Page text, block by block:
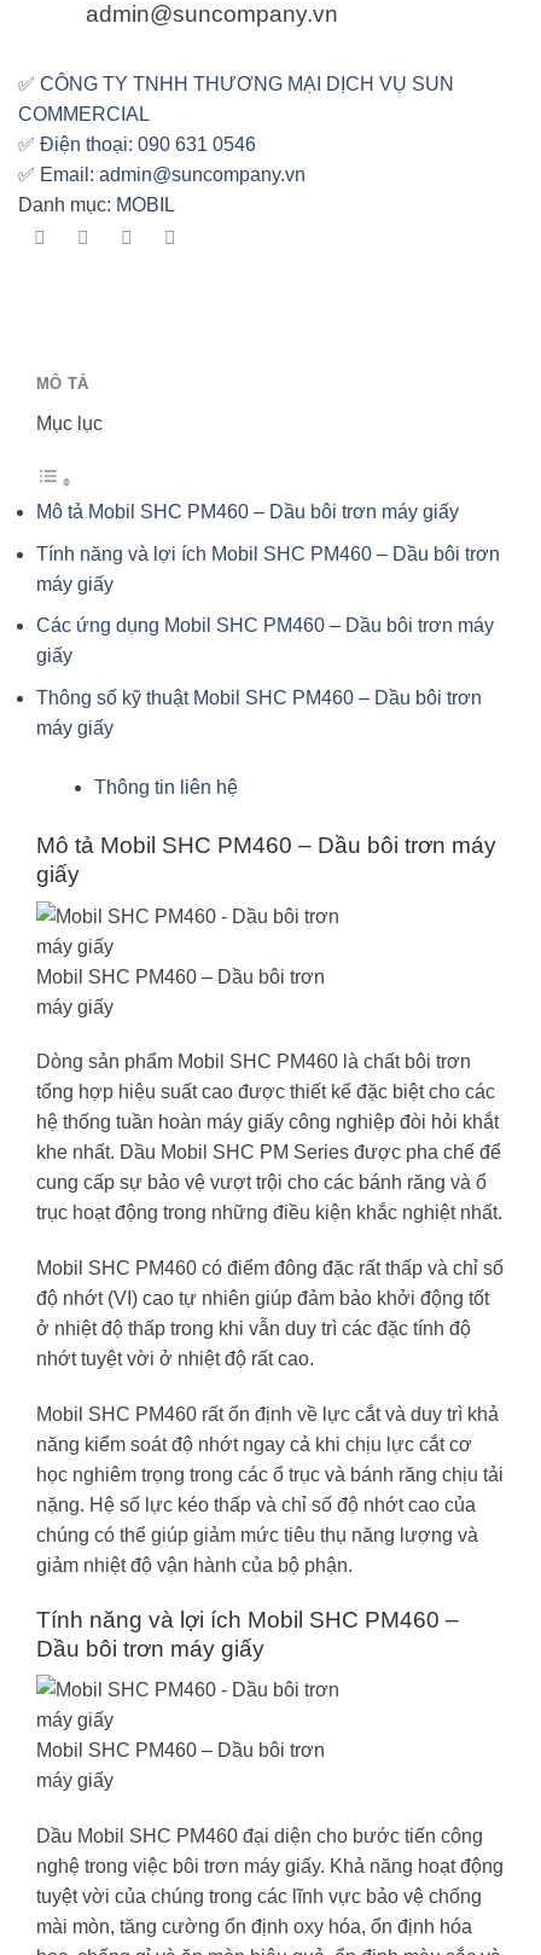
admin@suncompany.vn
✅ CÔNG TY TNHH THƯƠNG MẠI DỊCH VỤ SUN
COMMERCIAL
✅ Điện thoại: 090 631 0546
✅ Email: admin@suncompany.vn
Danh mục: MOBIL
MÔ TẢ
Mục lục
Mô tả Mobil SHC PM460 – Dầu bôi trơn máy giấy
Tính năng và lợi ích Mobil SHC PM460 – Dầu bôi trơn
máy giấy
Các ứng dụng Mobil SHC PM460 – Dầu bôi trơn máy
giấy
Thông số kỹ thuật Mobil SHC PM460 – Dầu bôi trơn
máy giấy
Thông tin liên hệ
Mô tả Mobil SHC PM460 – Dầu bôi trơn máy
giấy
Mobil SHC PM460 – Dầu bôi trơn
máy giấy
Dòng sản phẩm Mobil SHC PM460 là chất bôi trơn
tổng hợp hiệu suất cao được thiết kế đặc biệt cho các
hệ thống tuần hoàn máy giấy công nghiệp đòi hỏi khắt
khe nhất. Dầu Mobil SHC PM Series được pha chế để
cung cấp sự bảo vệ vượt trội cho các bánh răng và ổ
trục hoạt động trong những điều kiện khắc nghiệt nhất.
Mobil SHC PM460 có điểm đông đặc rất thấp và chỉ số
độ nhớt (VI) cao tự nhiên giúp đảm bảo khởi động tốt
ở nhiệt độ thấp trong khi vẫn duy trì các đặc tính độ
nhớt tuyệt vời ở nhiệt độ rất cao.
Mobil SHC PM460 rất ổn định về lực cắt và duy trì khả
năng kiểm soát độ nhớt ngay cả khi chịu lực cắt cơ
học nghiêm trọng trong các ổ trục và bánh răng chịu tải
nặng. Hệ số lực kéo thấp và chỉ số độ nhớt cao của
chúng có thể giúp giảm mức tiêu thụ năng lượng và
giảm nhiệt độ vận hành của bộ phận.
Tính năng và lợi ích Mobil SHC PM460 –
Dầu bôi trơn máy giấy
Mobil SHC PM460 – Dầu bôi trơn
máy giấy
Dầu Mobil SHC PM460 đại diện cho bước tiến công
nghệ trong việc bôi trơn máy giấy. Khả năng hoạt động
tuyệt vời của chúng trong các lĩnh vực bảo vệ chống
mài mòn, tăng cường ổn định oxy hóa, ổn định hóa